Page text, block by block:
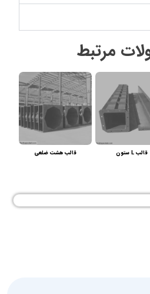
مرتبط
قالب L ستون قالب هشت ضلعی